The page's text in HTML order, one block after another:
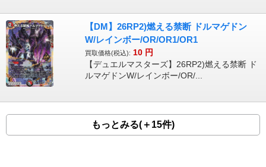
【DM】26RP2)燃える禁断 ドルマゲドン
W/レインボー/OR/OR1/OR1
買取価格(税込): 10 円
【デュエルマスターズ】26RP2)燃える禁断 ド
ルマゲドンW/レインボー/OR/...
もっとみる(＋15件)